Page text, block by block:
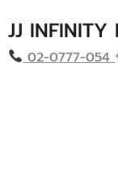
JJ INFINITY
02-0777-054